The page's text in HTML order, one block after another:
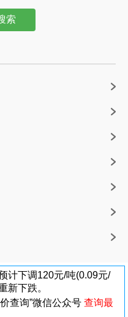
索
计下调120元/吨(0.09元/
新下跌。
查询”微信公众号 查询最